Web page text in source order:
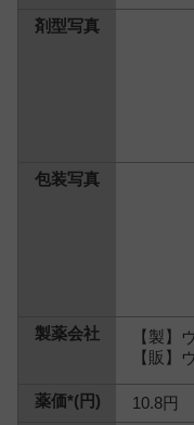
【製】
【販】
10.8円